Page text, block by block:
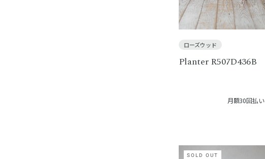
ローズウッド
Planter R507D436B
月額30回払い
SOLD OUT